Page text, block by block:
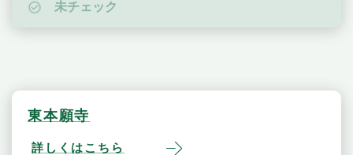
未チェック
東本願寺
詳しくはこちら